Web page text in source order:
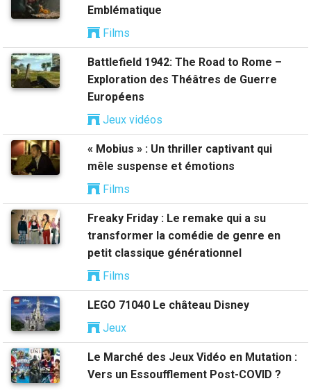
Emblématique
Films
Battlefield 1942: The Road to Rome –
Exploration des Théâtres de Guerre
Européens
Jeux vidéos
« Mobius » : Un thriller captivant qui
mêle suspense et émotions
Films
Freaky Friday : Le remake qui a su
transformer la comédie de genre en
petit classique générationnel
Films
LEGO 71040 Le château Disney
Jeux
Le Marché des Jeux Vidéo en Mutation :
Vers un Essoufflement Post-COVID ?